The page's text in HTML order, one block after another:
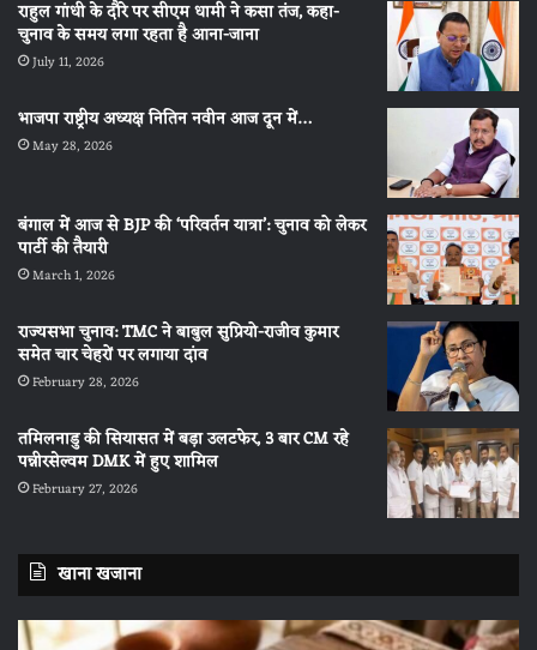
राहुल गांधी के दौरे पर सीएम धामी ने कसा तंज, कहा-
चुनाव के समय लगा रहता है आना-जाना
July 11, 2026
भाजपा राष्ट्रीय अध्यक्ष नितिन नवीन आज दून में…
May 28, 2026
बंगाल में आज से BJP की ‘परिवर्तन यात्रा’: चुनाव को लेकर
पार्टी की तैयारी
March 1, 2026
राज्यसभा चुनाव: TMC ने बाबुल सुप्रियो-राजीव कुमार
समेत चार चेहरों पर लगाया दांव
February 28, 2026
तमिलनाडु की सियासत में बड़ा उलटफेर, 3 बार CM रहे
पन्नीरसेल्वम DMK में हुए शामिल
February 27, 2026
खाना खजाना